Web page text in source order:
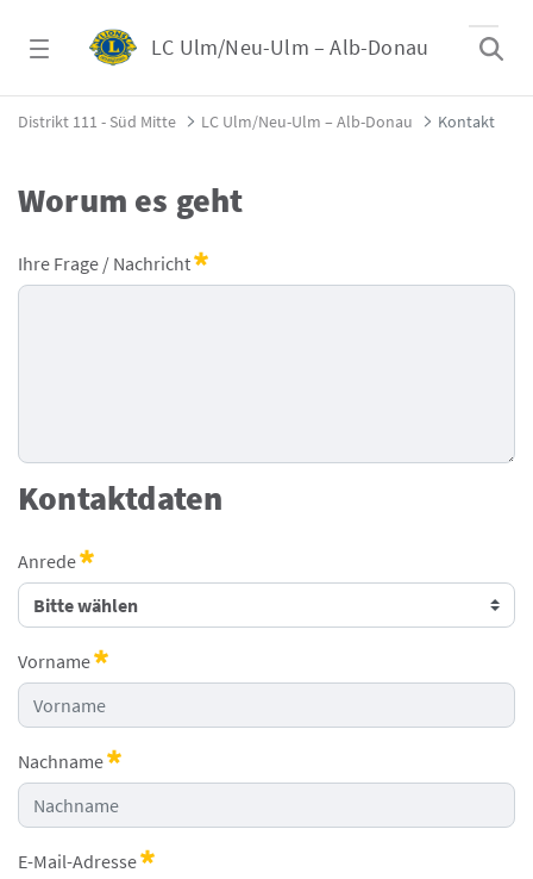
LC Ulm/Neu-Ulm – Alb-Donau
Kontakt - LC Ulm/Neu-Ulm &#8211; Alb-
Distrikt 111 - Süd Mitte LC Ulm/Neu-Ulm – Alb-Donau Kontakt
Lions - Kontaktformular
Worum es geht
Ihre Frage / Nachricht
Erforderlich
Kontaktdaten
Anrede
Erforderlich
Vorname
Erforderlich
Nachname
Erforderlich
E-Mail-Adresse